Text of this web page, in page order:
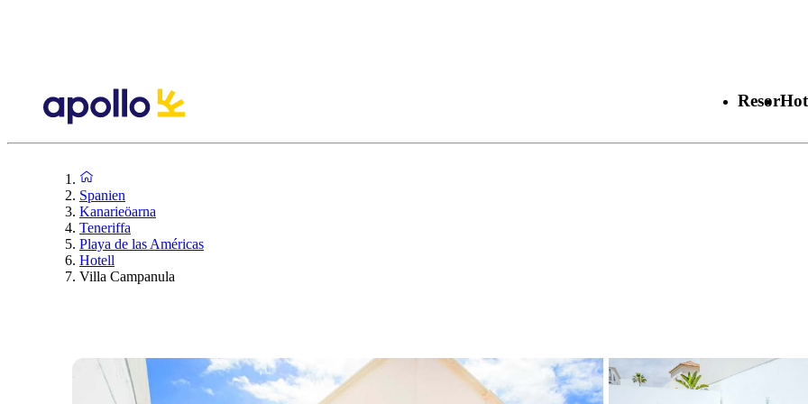
Resor
Spanien
Kanarieöarna
Teneriffa
Playa de las Américas
Hotell
Villa Campanula